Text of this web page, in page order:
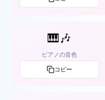
🎹🎶
ピアノの音色
コピー